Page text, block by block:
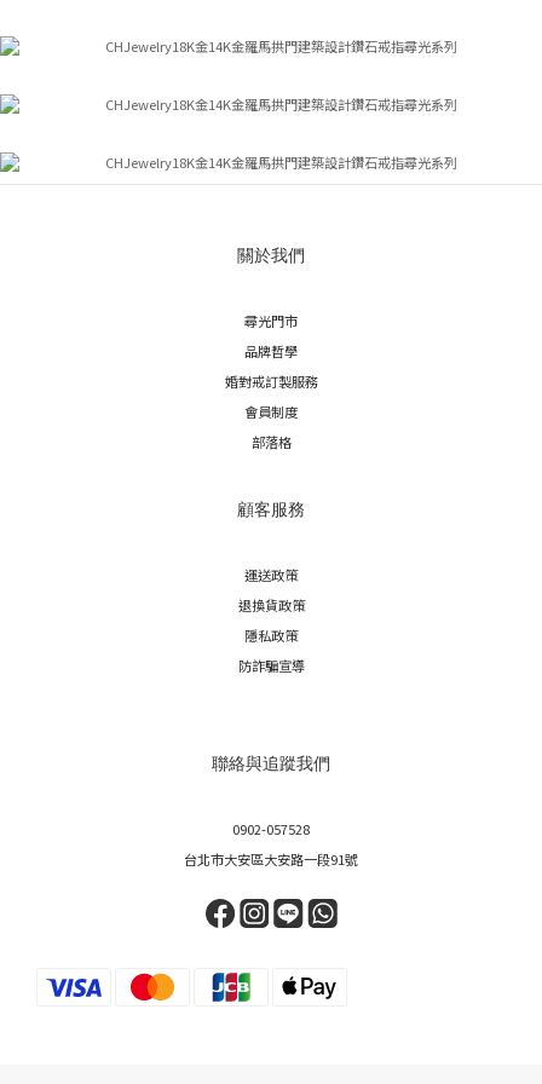
關於我們
尋光門市
品牌哲學
婚對戒訂製服務
會員制度
部落格
顧客服務
運送政策
退換貨政策
隱私政策
防詐騙宣導
聯絡與追蹤我們
0902-057528
台北市大安區大安路一段91號